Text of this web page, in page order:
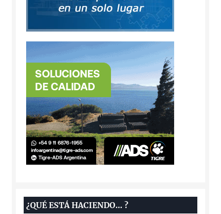
¿QUÉ ESTÁ HACIENDO… ?